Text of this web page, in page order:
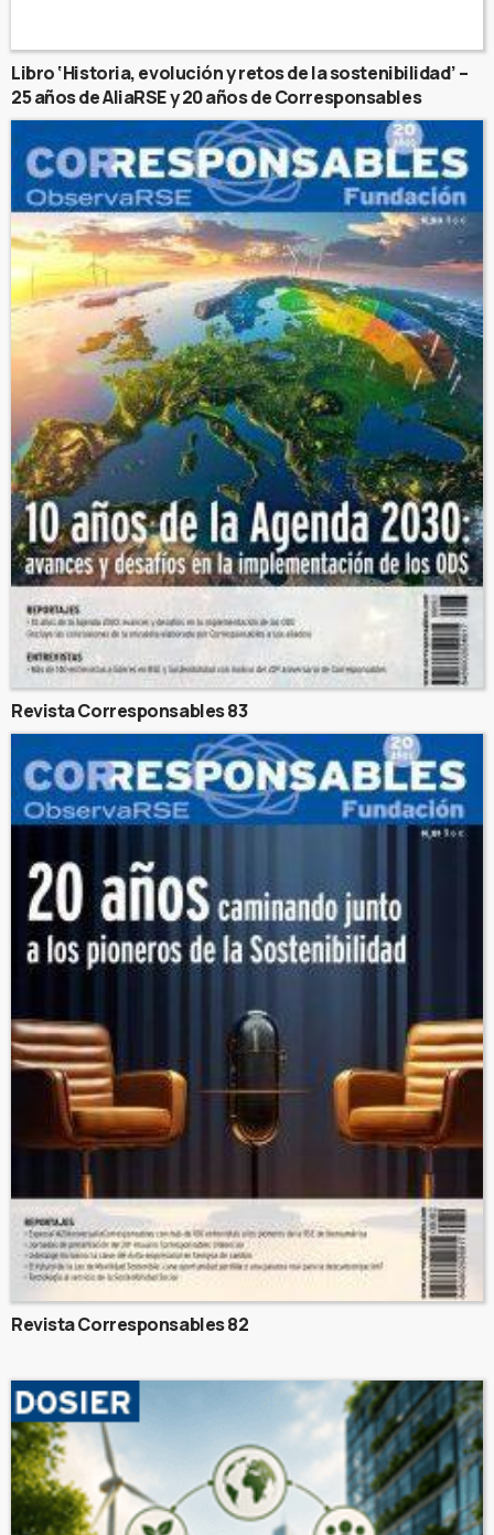
Libro ‘Historia, evolución y retos de la sostenibilidad’ –
25 años de AliaRSE y 20 años de Corresponsables
Revista Corresponsables 83
Revista Corresponsables 82